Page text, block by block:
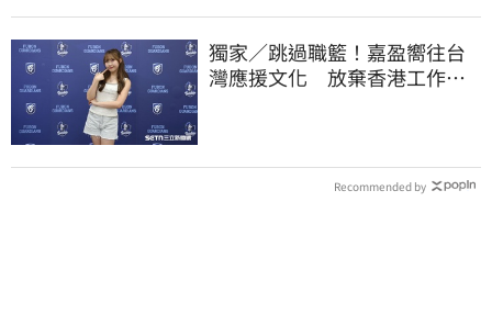
獨家／跳過職籃！嘉盈嚮往台
灣應援文化 放棄香港工作跨
Recommended by